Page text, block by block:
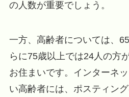
の人数が重要でしょう。
一方、高齢者については、
らに75歳以上では24人の方
お住まいです。インターネ
い高齢者には、ポスティン